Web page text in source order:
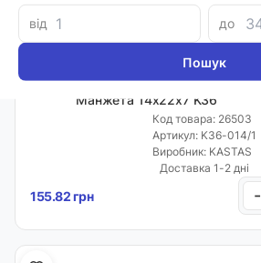
від до
K36
Манжета 14х22х7 K36
Код товара: 26503
Артикул: K36-014/1
Виробник: KASTAS
Доставка 1-2 дні
155.82 грн -